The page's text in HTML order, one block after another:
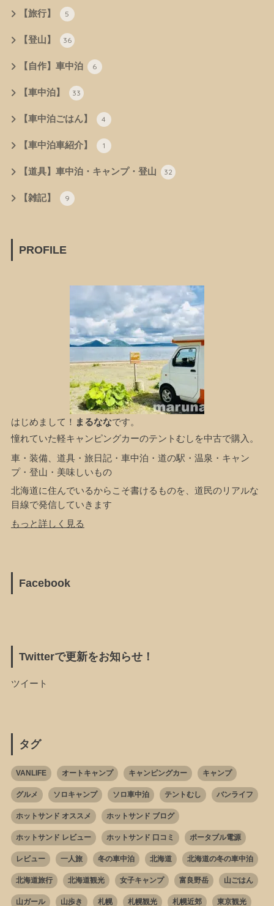
【旅行】 5
【登山】 36
【自作】車中泊 6
【車中泊】 33
【車中泊ごはん】 4
【車中泊車紹介】 1
【道具】車中泊・キャンプ・登山 32
【雑記】 9
PROFILE
はじめまして！ まるななです。
憧れていた軽キャンピングカーのテントむしを中古で購入。
車・装備、道具・旅日記・車中泊・道の駅・温泉・キャン
プ・登山・美味しいもの
北海道に住んでいるからこそ書けるものを、道民のリアルな
目線で発信していきます
もっと詳しく見る
Facebook
Twitterで更新をお知らせ！
ツイート
タグ
VANLIFE オートキャンプ キャンピングカー キャンプ
グルメ ソロキャンプ ソロ車中泊 テントむし バンライフ
ホットサンド オススメ ホットサンド ブログ
ホットサンド レビュー ホットサンド 口コミ ポータブル電源
レビュー 一人旅 冬の車中泊 北海道 北海道の冬の車中泊
北海道旅行 北海道観光 女子キャンプ 富良野岳 山ごはん
山ガール 山歩き 札幌 札幌観光 札幌近郊 東京観光